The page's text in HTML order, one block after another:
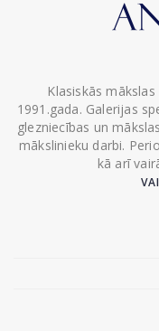
Klasiskās
1991.gada. Galerijas
glezniecības un
mākslinieku darbi.
kā arī